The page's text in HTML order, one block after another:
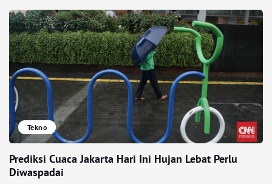
Tekno
Prediksi Cuaca Jakarta Hari Ini Hujan Lebat Perlu
Diwaspadai